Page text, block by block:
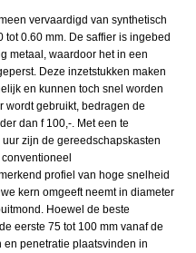
vervaardigd van synthetisch
0.60 mm. De saffier is ingebed
metaal, waardoor het in een
Deze inzetstukken maken
en kunnen toch snel worden
wordt gebruikt, bedragen de
dan f 100,-. Met een te
zijn de gereedschapskasten
profiel van hoge snelheid
kern omgeeft neemt in diameter
Hoewel de beste
eerste 75 tot 100 mm vanaf de
en penetratie plaatsvinden in